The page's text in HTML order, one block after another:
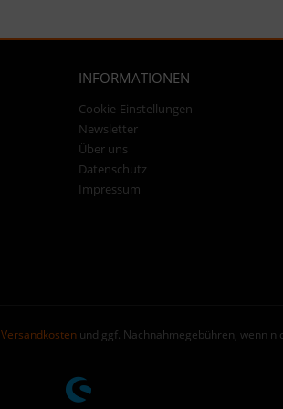
INFORMATIONEN
Cookie-Einstellungen
Newsletter
Über uns
Datenschutz
Impressum
Versandkostenund ggf. Nachnahmegebühren, wenn